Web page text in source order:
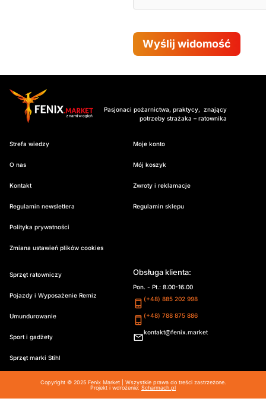
Wyślij widomość
Pasjonaci pożarnictwa, praktycy, znający
potrzeby strażaka – ratownika
Strefa wiedzy
O nas
Kontakt
Regulamin newslettera
Polityka prywatności
Zmiana ustawień plików cookies
Moje konto
Mój koszyk
Zwroty i reklamacje
Regulamin sklepu
Sprzęt ratowniczy
Pojazdy i Wyposażenie Remiz
Umundurowanie
Sport i gadżety
Sprzęt marki Stihl
Obsługa klienta:
Pon. - Pt.: 8:00-16:00
(+48) 885 202 998
(+48) 788 875 886
kontakt@fenix.market
Copyright © 2025 Fenix Market | Wszystkie prawa do treści zastrzeżone.
Projekt i wdrożenie: Scharmach.pl